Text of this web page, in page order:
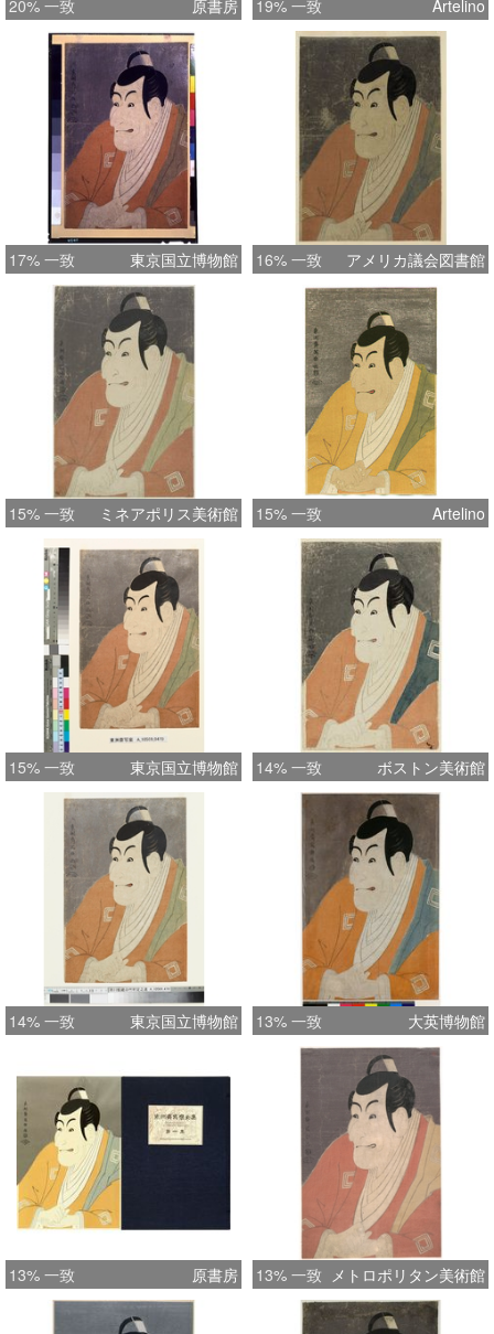
20% 一致 原書房 19% 一致 Artelino
17% 一致 東京国立博物館 16% 一致 アメリカ議会図書館
15% 一致 ミネアポリス美術館 15% 一致 Artelino
15% 一致 東京国立博物館 14% 一致 ボストン美術館
14% 一致 東京国立博物館 13% 一致 大英博物館
13% 一致 原書房 13% 一致 メトロポリタン美術館